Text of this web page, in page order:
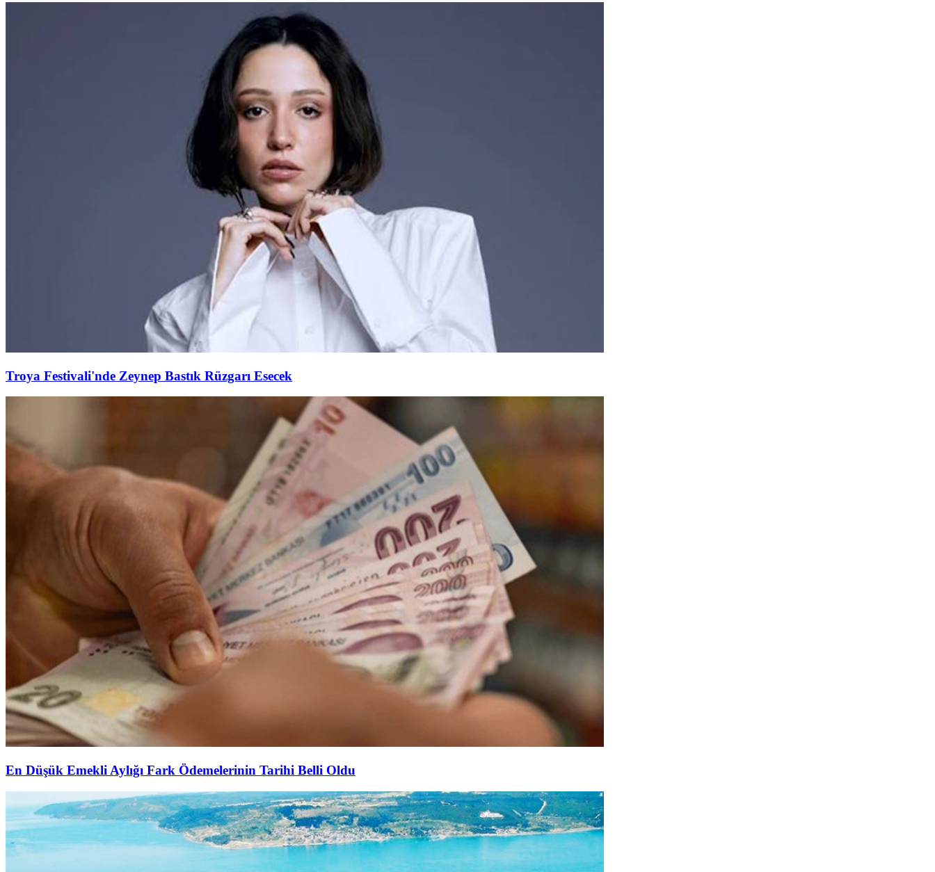
Troya Festivali'nde Zeynep Bastık Rüzgarı Esecek
En Düşük Emekli Aylığı Fark Ödemelerinin Tarihi Belli Oldu